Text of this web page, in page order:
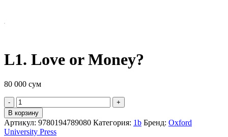
L1. Love or Money?
80 000 сум
Quantity
В корзину
Артикул: 9780194789080 Категория: 1b Бренд: Oxford
University Press